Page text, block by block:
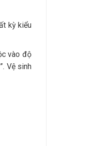
kỳ kiểu
vào độ
Vệ sinh